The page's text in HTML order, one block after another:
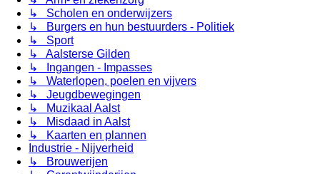
↳ Scholen en onderwijzers
↳ Burgers en hun bestuurders - Politiek
↳ Sport
↳ Aalsterse Gilden
↳ Ingangen - Impasses
↳ Waterlopen, poelen en vijvers
↳ Jeugdbewegingen
↳ Muzikaal Aalst
↳ Misdaad in Aalst
↳ Kaarten en plannen
Industrie - Nijverheid
↳ Brouwerijen